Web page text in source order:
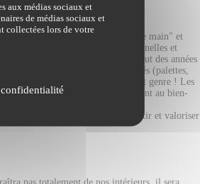
volonté de privilégier le "seconde main" et
sur des techniques traditionnelles et
qui a pointé son nez au début des années
matériaux recyclés ou récupérés (palettes,
brocante et vide-greniers en tout genre ! Les
les créations slow design invitent au bien-
superflu disparaît pour faire ressortir et valoriser
aux médias sociaux et
de médias sociaux et
collectées lors de votre